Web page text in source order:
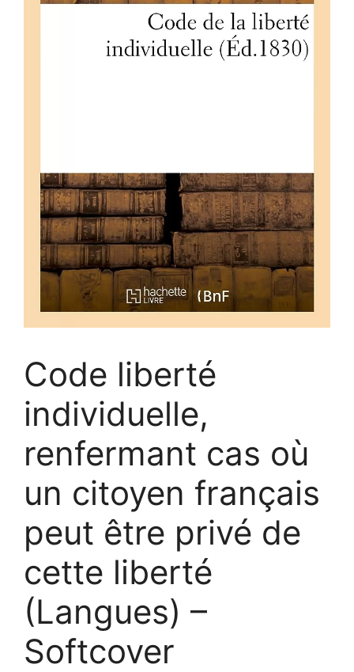
Code liberté
individuelle,
renfermant cas où
un citoyen français
peut être privé de
cette liberté
(Langues) –
Softcover